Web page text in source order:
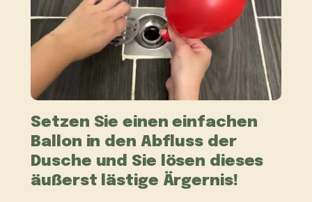
Setzen Sie einen einfachen
Ballon in den Abfluss der
Dusche und Sie lösen dieses
äußerst lästige Ärgernis!